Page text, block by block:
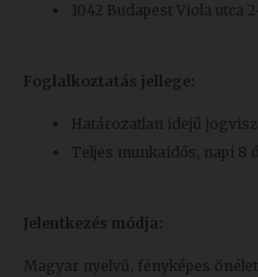
1042 Budapest Viola utca
Foglalkoztatás jellege:
Határozatlan idejű
Teljes munkaidős, napi 8
Jelentkezés módja:
Magyar nyelvű, fényképes